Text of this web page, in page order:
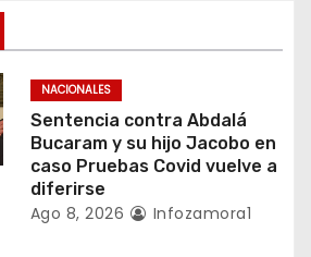
NACIONALES
Sentencia contra Abdalá
Bucaram y su hijo Jacobo en
caso Pruebas Covid vuelve a
diferirse
Ago 8, 2026 Infozamora1